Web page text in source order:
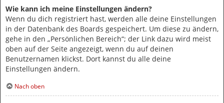
Wie kann ich meine Einstellungen ändern?
Wenn du dich registriert hast, werden alle deine Einstellungen
in der Datenbank des Boards gespeichert. Um diese zu ändern,
gehe in den „Persönlichen Bereich“; der Link dazu wird meist
oben auf der Seite angezeigt, wenn du auf deinen
Benutzernamen klickst. Dort kannst du alle deine
Einstellungen ändern.
Nach oben